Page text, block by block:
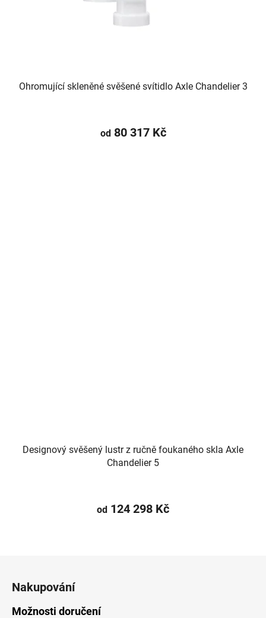
Ohromující skleněné svěšené svítidlo Axle Chandelier 3
od80 317 Kč
Designový svěšený lustr z ručně foukaného skla Axle
Chandelier 5
od 124 298 Kč
Nakupování
Možnosti doručení